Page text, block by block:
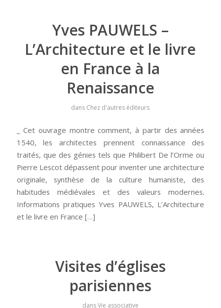
Yves PAUWELS –
L’Architecture et le livre
en France à la
Renaissance
dans Chez d'autres éditeurs
_ Cet ouvrage montre comment, à partir des années
1540, les architectes prennent connaissance des
traités, que des génies tels que Philibert De l’Orme ou
Pierre Lescot dépassent pour inventer une architecture
originale, synthèse de la culture humaniste, des
habitudes médiévales et des valeurs modernes.
Informations pratiques Yves PAUWELS, L’Architecture
et le livre en France […]
Visites d’églises
parisiennes
dansVie associative